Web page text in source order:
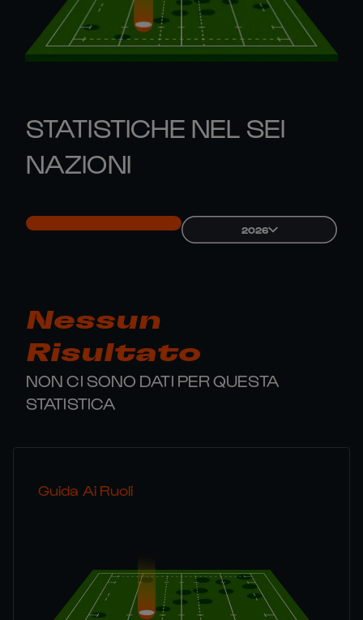
STATISTICHE NEL SEI
NAZIONI
2026
Nessun
Risultato
NON CI SONO DATI PER QUESTA
STATISTICA
Guida Ai Ruoli